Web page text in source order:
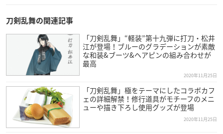
刀剣乱舞の関連記事
「刀剣乱舞」“軽装”第十九弾に打刀・松井
江が登場！ブルーのグラデーションが素敵
な和装&ブーツ&ヘアピンの組み合わせが
最高
2020年11月25日
「刀剣乱舞」極をテーマにしたコラボカフ
ェの詳細解禁！修行道具がモチーフのメニ
ューや描き下ろし使用グッズが登場
2020年11月25日